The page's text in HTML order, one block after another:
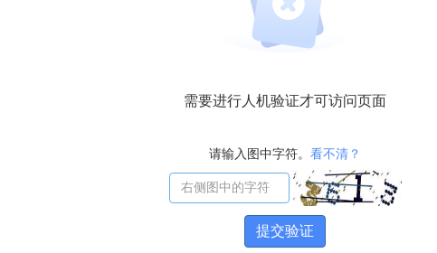
需要进行人机验证才可访问页面
请输入图中字符。 看不清？
提交验证